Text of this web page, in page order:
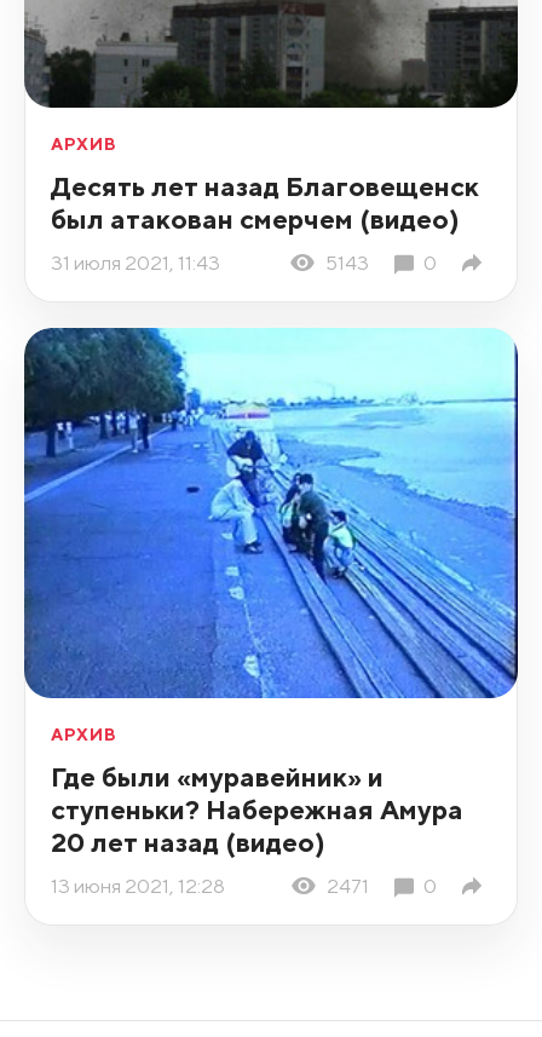
АРХИВ
Десять лет назад Благовещенск
был атакован смерчем (видео)
31 июля 2021, 11:43 5143 0
АРХИВ
Где были «муравейник» и
ступеньки? Набережная Амура
20 лет назад (видео)
13 июня 2021, 12:28 2471 0